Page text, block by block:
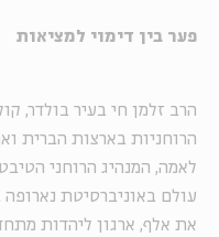
פער בין דימוי למציאות
הרב זלמן חי בעיר בולדר,
הרוחניות בארצות הברית
לאמה, המנהיג הרוחני
עולם באוניברסיטת נארופה
את אלף, ארגון ליהדות